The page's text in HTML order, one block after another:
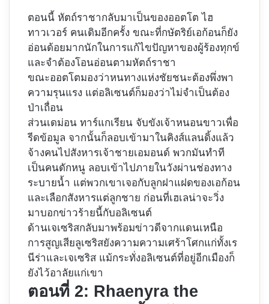
ตอนนี้ หัตถ์ราชากลับมาเป็นของออตโต ไฮ
ทาวเวอร์ คนเดิมอีกครั้ง ขณะที่กษัตริย์เอก้อนก็ยัง
อ่อนด้อยมากนักในการแก้ไขปัญหาของผู้ร้องทุกข์
และจำต้องโอนอ่อนตามหัตถ์ราชา
ขณะออตโตมองว่าหนทางแห่งชัยชนะต้องพึ่งพา
ความรุนแรง แต่อลิเซนต์ก็มองว่าไม่จำเป็นต้อง
ป่าเถื่อน
ส่วนเดม่อน ทาร์แกเรียน จับขังเจ้าหนอนขาวเพื่อ
รีดข้อมูล จากนั้นก็ลอบเข้ามาในคิงส์แลนดิ้งแล้ว
จ้างคนไปสังหารเจ้าชายเอมอนด์ พวกมันทำที
เป็นคนดักหนู ลอบเข้าไปภายในวังผ่านช่องทาง
ระบายน้ำ แต่พวกเขาเจอกับลูกฝาแฝดของเอก้อน
และเลือกสังหารแต่ลูกชาย ก่อนที่เฮเลน่าจะวิ่ง
มาบอกข่าวร้ายนี้กับอลิเซนต์
ด้านเจเซริสกลับมาพร้อมข่าวดีจากแดนเหนือ
การสูญเสียลูเซริสยังความความเศร้าโศกแก่ทั้งเร
นีร่าและเจเซริส แม้กระทั่งอลิเซนต์ที่อยู่อีกเมืองก็
ยังไว้อาลัยแก่เขา
ตอนที่ 2: Rhaenyra the